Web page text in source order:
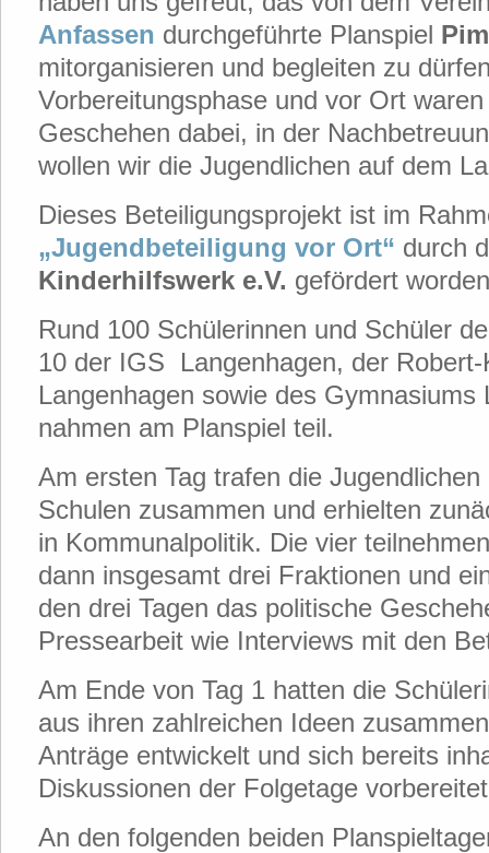
Anfassen durchgeführte Planspiel
mitorganisieren und begleiten zu
Vorbereitungsphase und vor Ort
Geschehen dabei, in der
wollen wir die Jugendlichen auf dem
Dieses Beteiligungsprojekt ist im
„Jugendbeteiligung vor Ort“ durch
Kinderhilfswerk e.V. gefördert
Rund 100 Schülerinnen und Schüler
10 der IGS Langenhagen, der
Langenhagen sowie des Gymnasiums
nahmen am Planspiel teil.
Am ersten Tag trafen die
Schulen zusammen und erhielten
in Kommunalpolitik. Die vier
dann insgesamt drei Fraktionen und
den drei Tagen das politische
Pressearbeit wie Interviews mit den
Am Ende von Tag 1 hatten die
aus ihren zahlreichen Ideen
Anträge entwickelt und sich bereits
Diskussionen der Folgetage
An den folgenden beiden